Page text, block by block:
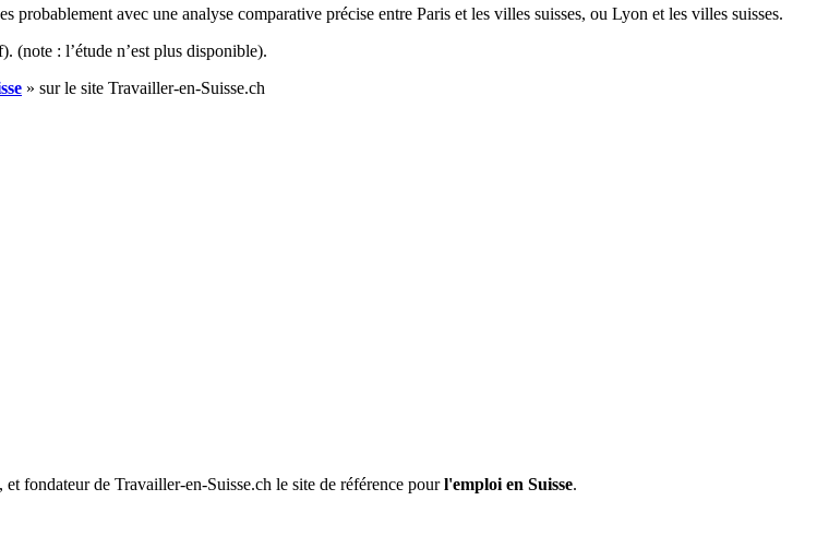
probablement avec une analyse comparative précise entre Paris et les villes suisses, ou Lyon et les villes suisses.
(note : l’étude n’est plus disponible).
» sur le site Travailler-en-Suisse.ch
fondateur de Travailler-en-Suisse.ch le site de référence pourl'emploi en Suisse.